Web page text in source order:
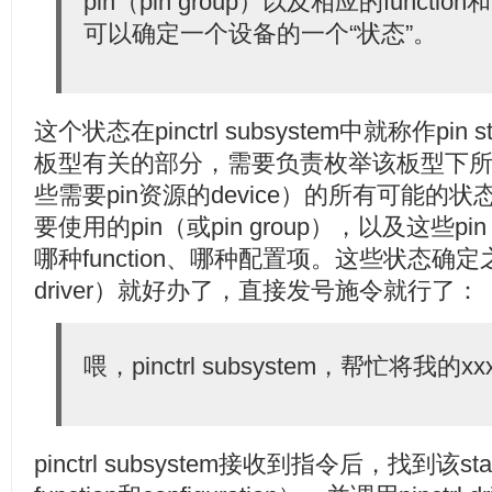
可以确定一个设备的一个“状态”。
这个状态在pinctrl subsystem中就称作pin
板型有关的部分，需要负责枚举该板型下
些需要pin资源的device）的所有可能的状
要使用的pin（或pin group），以及这些
哪种function、哪种配置项。这些状态确定
driver）就好办了，直接发号施令就行了：
喂，pinctrl subsystem，帮忙将我的
pinctrl subsystem接收到指令后，找到该